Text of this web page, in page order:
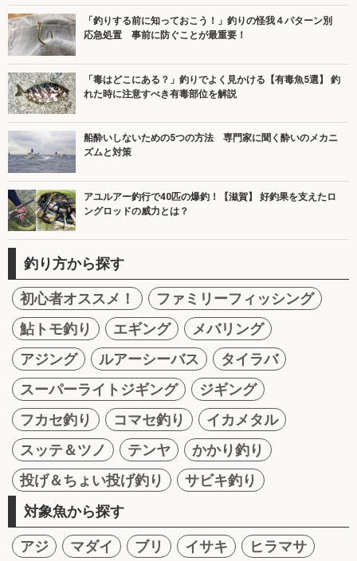
「釣りする前に知っておこう！」釣りの怪我４パターン別
応急処置 事前に防ぐことが最重要！
「毒はどこにある？」釣りでよく見かける【有毒魚5選】 釣
れた時に注意すべき有毒部位を解説
船酔いしないための5つの方法 専門家に聞く酔いのメカニ
ズムと対策
アユルアー釣行で40匹の爆釣！【滋賀】 好釣果を支えたロ
ングロッドの威力とは？
釣り方から探す
初心者オススメ！
ファミリーフィッシング
鮎トモ釣り
エギング
メバリング
アジング
ルアーシーバス
タイラバ
スーパーライトジギング
ジギング
フカセ釣り
コマセ釣り
イカメタル
スッテ＆ツノ
テンヤ
かかり釣り
投げ＆ちょい投げ釣り
サビキ釣り
対象魚から探す
アジ マダイ ブリ イサキ
ヒラマサ